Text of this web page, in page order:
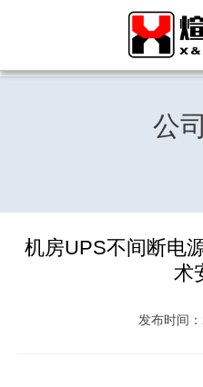
公
机房UPS不间断电
术
发布时间